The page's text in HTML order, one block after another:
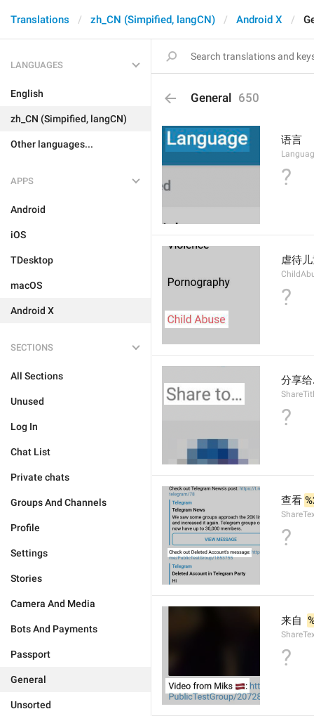
Translations zh_CN (Simpified, langCN) Android X
LANGUAGES
English
zh_CN (Simpified, langCN)
Other languages...
APPS
Android
iOS
TDesktop
macOS
Android X
SECTIONS
All Sections
Unused
Log In
Chat List
Private chats
Groups And Channels
Profile
Settings
Stories
Camera And Media
Bots And Payments
Passport
General
Unsorted
General 650
语言
?
虐待
?
分享
?
查看
?
来自
?